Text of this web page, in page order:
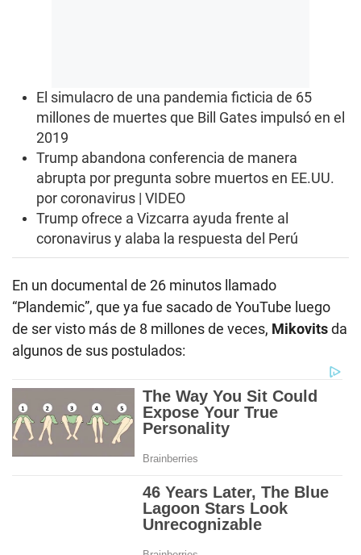
El simulacro de una pandemia ficticia de 65
millones de muertes que Bill Gates impulsó en el
2019
Trump abandona conferencia de manera
abrupta por pregunta sobre muertos en EE.UU.
por coronavirus | VIDEO
Trump ofrece a Vizcarra ayuda frente al
coronavirus y alaba la respuesta del Perú
En un documental de 26 minutos llamado
“Plandemic”, que ya fue sacado de YouTube luego
de ser visto más de 8 millones de veces, Mikovitsda
algunos de sus postulados: